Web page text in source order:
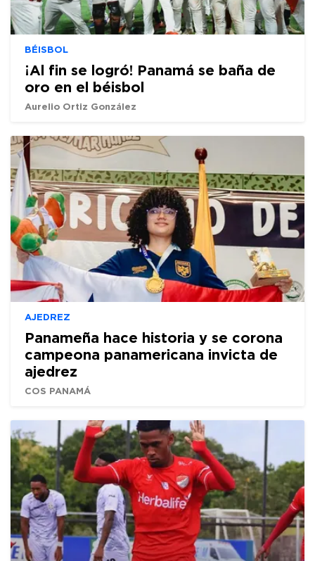
BÉISBOL
¡Al fin se logró! Panamá se baña de
oro en el béisbol
Aurelio Ortiz González
AJEDREZ
Panameña hace historia y se corona
campeona panamericana invicta de
ajedrez
COS PANAMÁ